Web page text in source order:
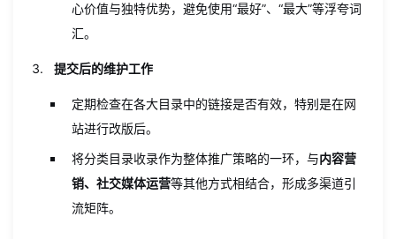
心价值与独特优势，避免使用“最好”、“最大”等浮夸词
汇。
提交后的维护工作
定期检查在各大目录中的链接是否有效，特别是在网
站进行改版后。
将分类目录收录作为整体推广策略的一环，与内容营
销、社交媒体运营等其他方式相结合，形成多渠道引
流矩阵。